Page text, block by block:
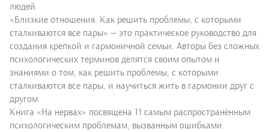
людей.
«Близкие отношения. Как решить проблемы, с которыми
сталкиваются все пары» — это практическое руководство для
создания крепкой и гармоничной семьи. Авторы без сложных
психологических терминов делятся своим опытом и
знаниями о том, как решить проблемы, с которыми
сталкиваются все пары, и научиться жить в гармонии друг с
другом.
Книга «На нервах» посвящена 11 самым распространённым
психологическим проблемам, вызванным ошибками